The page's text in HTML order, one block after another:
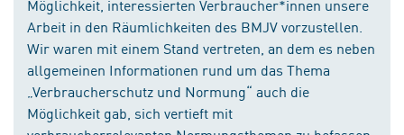
Möglichkeit, interessierten Verbraucher*innen unsere
Arbeit in den Räumlichkeiten des BMJV vorzustellen.
Wir waren mit einem Stand vertreten, an dem es neben
allgemeinen Informationen rund um das Thema
„Verbraucherschutz und Normung“ auch die
Möglichkeit gab, sich vertieft mit